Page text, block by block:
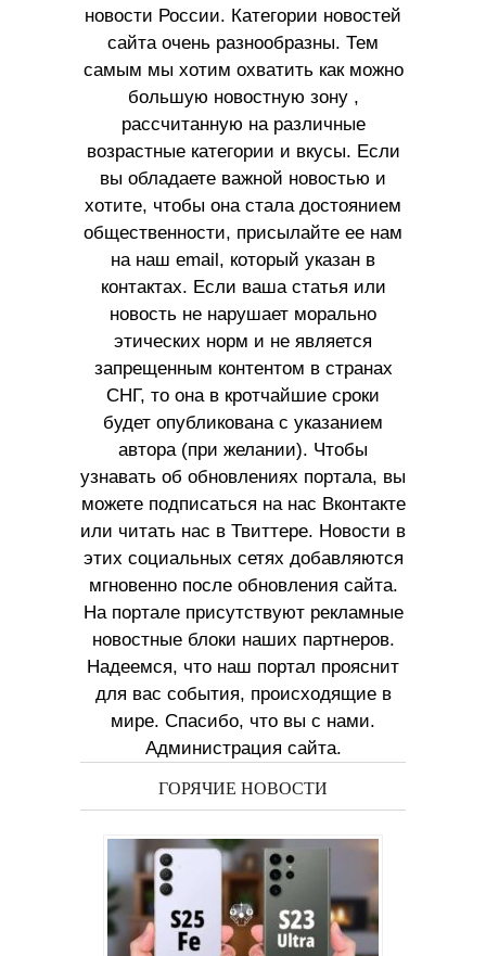
новости России. Категории новостей
сайта очень разнообразны. Тем
самым мы хотим охватить как можно
большую новостную зону ,
рассчитанную на различные
возрастные категории и вкусы. Если
вы обладаете важной новостью и
хотите, чтобы она стала достоянием
общественности, присылайте ее нам
на наш email, который указан в
контактах. Если ваша статья или
новость не нарушает морально
этических норм и не является
запрещенным контентом в странах
СНГ, то она в кротчайшие сроки
будет опубликована с указанием
автора (при желании). Чтобы
узнавать об обновлениях портала, вы
можете подписаться на нас Вконтакте
или читать нас в Твиттере. Новости в
этих социальных сетях добавляются
мгновенно после обновления сайта.
На портале присутствуют рекламные
новостные блоки наших партнеров.
Надеемся, что наш портал прояснит
для вас события, происходящие в
мире. Спасибо, что вы с нами.
Администрация сайта.
ГОРЯЧИЕ НОВОСТИ